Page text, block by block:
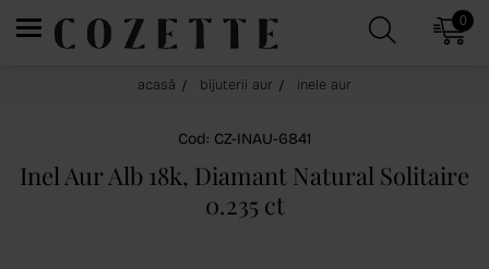
0
acasă bijuterii aur inele aur
Cod: CZ-INAU-6841
Inel Aur Alb 18k, Diamant Natural Solitaire
0.235 ct